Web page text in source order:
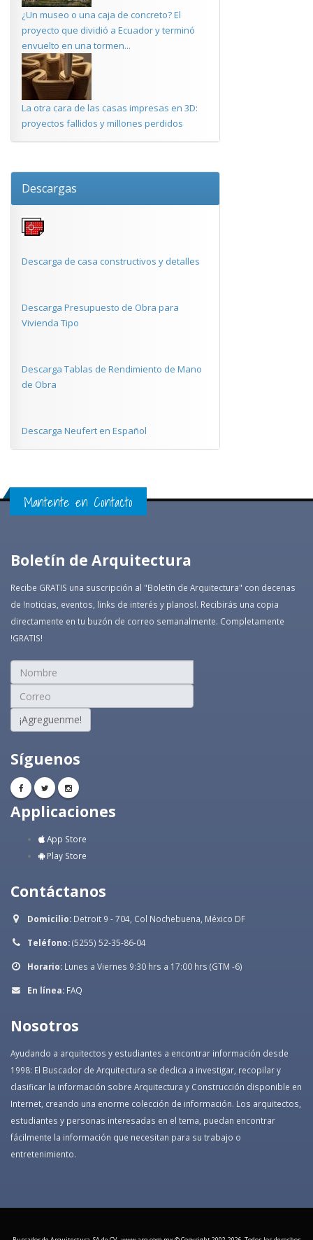
¿Un museo o una caja de concreto? El
proyecto que dividió a Ecuador y terminó
envuelto en una tormen...
La otra cara de las casas impresas en 3D:
proyectos fallidos y millones perdidos
Descargas
Descarga de casa constructivos y detalles
Descarga Presupuesto de Obra para
Vivienda Tipo
Descarga Tablas de Rendimiento de Mano
de Obra
Descarga Neufert en Español
Mantente en Contacto
Boletín de Arquitectura
Recibe GRATIS una suscripción al "Boletín de Arquitectura" con decenas
de !noticias, eventos, links de interés y planos!. Recibirás una copia
directamente en tu buzón de correo semanalmente. Completamente
!GRATIS!
¡Agreguenme!
Síguenos
Applicaciones
App Store
Play Store
Contáctanos
Domicilio: Detroit 9 - 704, Col Nochebuena, México DF
Teléfono:(5255) 52-35-86-04
Horario: Lunes a Viernes 9:30 hrs a 17:00 hrs (GTM -6)
En línea: FAQ
Nosotros
Ayudando a arquitectos y estudiantes a encontrar información desde
1998: El Buscador de Arquitectura se dedica a investigar, recopilar y
clasificar la información sobre Arquitectura y Construcción disponible en
Internet, creando una enorme colección de información. Los arquitectos,
estudiantes y personas interesadas en el tema, puedan encontrar
fácilmente la información que necesitan para su trabajo o
entretenimiento.